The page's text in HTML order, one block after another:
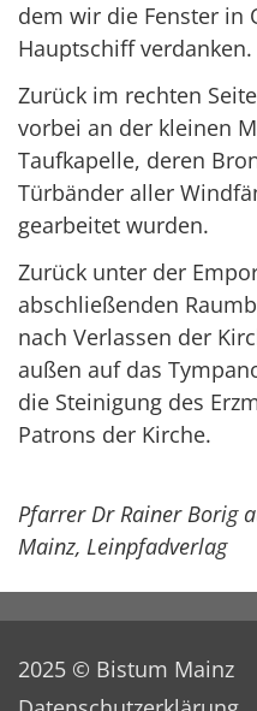
dem wir die Fenster in
Hauptschiff verdanken.
Zurück im rechten
vorbei an der kleinen
Taufkapelle, deren
Türbänder aller
gearbeitet wurden.
Zurück unter der
abschließenden
nach Verlassen der
außen auf das
die Steinigung des
Patrons der Kirche.
Pfarrer Dr Rainer Borig
Mainz, Leinpfadverlag
2025 © Bistum Mainz